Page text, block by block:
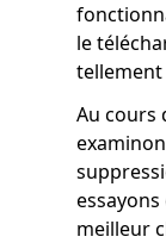
le
Au cours
meilleur